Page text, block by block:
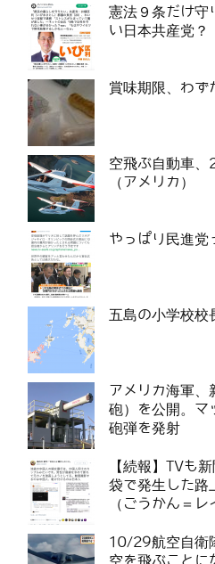
憲法９条だけ守
い日本共産党？
賞味期限、わず
空飛ぶ自動車
（アメリカ）
やっぱり民進党
五島の小学校校
アメリカ海軍、
砲）を公開。
砲弾を発射
【続報】TVも
袋で発生した路
（ごうかん＝
10/29航空自衛